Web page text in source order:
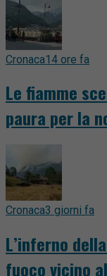
Cronaca14 ore fa
Le fiamme
paura per la
Cronaca3 giorni fa
L’inferno
fuoco vicino